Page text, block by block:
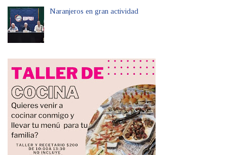
Naranjeros en gran actividad